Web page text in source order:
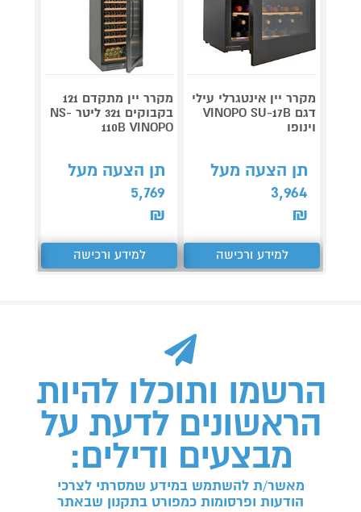
מקרר יין אינטגרלי עילי
דגם VINOPO SU-17B
וינופו
תן הצעה מעל
3,964
₪
למידע ורכישה
מקרר יין מתקדם 121
בקבוקים 321 ליטר NS-
110B VINOPO
תן הצעה מעל
5,769
₪
למידע ורכישה
הרשמו ותוכלו להיות
הראשונים לדעת על
מבצעים ודילים:
מאשר/ת להשתמש במידע שמסרתי לצרכי
הודעות ופרסומות כמפורט בתקנון שבאתר